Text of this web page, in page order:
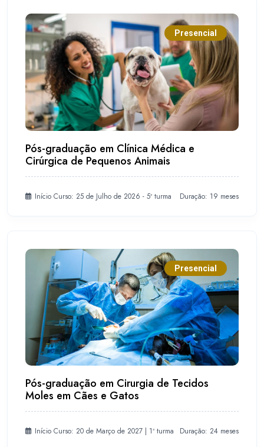
Presencial
Pós-graduação em Clínica Médica e
Cirúrgica de Pequenos Animais
Início Curso: 25 de Julho de 2026 - 5ª turma Duração: 19 meses
Presencial
Pós-graduação em Cirurgia de Tecidos
Moles em Cães e Gatos
Início Curso: 20 de Março de 2027 | 1ª turma Duração: 24 meses